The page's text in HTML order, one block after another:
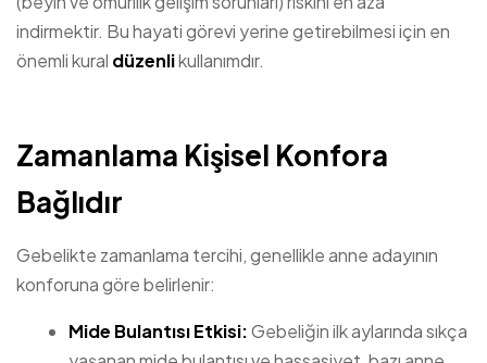
indirmektir. Bu hayati görevi yerine getirebilmesi için en
önemli kural düzenlikullanımdır.
Zamanlama Kişisel Konfora
Bağlıdır
Gebelikte zamanlama tercihi, genellikle anne adayının
konforuna göre belirlenir:
Mide Bulantısı Etkisi:Gebeliğin ilk aylarında sıkça